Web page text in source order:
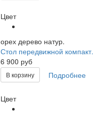
Цвет
орех дерево натур.
Стол передвижной компакт.
6 900 руб
В корзину Подробнее
Цвет